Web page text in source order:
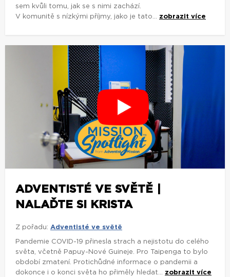
sem kvůli tomu, jak se s nimi zachází.
V komunitě s nízkými příjmy, jako je tato... zobrazit více
ADVENTISTÉ VE SVĚTĚ |
NALAĎTE SI KRISTA
Z pořadu: Adventisté ve světě
Pandemie COVID-19 přinesla strach a nejistotu do celého
světa, včetně Papuy-Nové Guineje. Pro Taipenga to bylo
období zmatení. Protichůdné informace o pandemii a
dokonce i o konci světa ho přiměly hledat... zobrazit více